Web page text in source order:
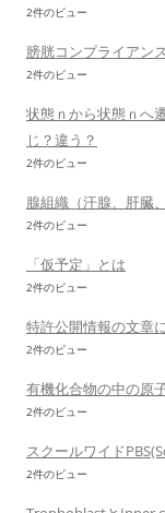
2件のビュー
膀胱コンプライアン
2件のビュー
状態ｎから状態ｎへ
じ？違う？
2件のビュー
腺組織（汗腺、肝臓
2件のビュー
「仮予定」とは
2件のビュー
特許公開情報の文章
2件のビュー
有機化合物の中の原
2件のビュー
スクールワイド
2件のビュー